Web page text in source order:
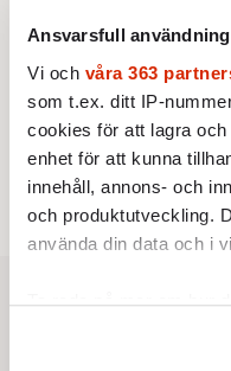
Ansvarsfull
Vi och våra 363
som t.ex. ditt IP-
cookies för att lagra
enhet för att kunna
innehåll, annons- och
och produktutveckling.
använda din data och i
Ta reda på mer om hur
Du kan ändra eller dra
4.Nina Lekander:På
alla om att vara
5.Sakine Madon:Efter
vänstern för Agnes
STICKET
6.Dan Korn:Quisling,